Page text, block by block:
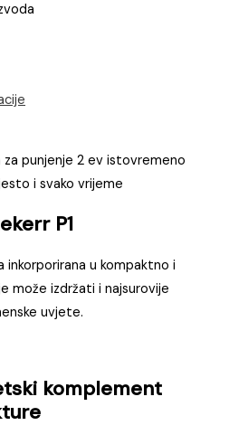
i svako vrijeme
P1
inkorporirana u kompaktno i
može izdržati i najsurovije
uvjete.
komplement